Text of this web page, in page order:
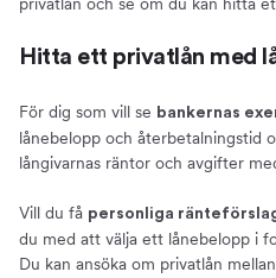
Situationer då du bör
Låna inte mer än du
Om Compricer
Om oss
privatlån och se om du kan hitta
Hitta ett privatlån med
För dig som vill se bankernas
lånebelopp och återbetalningstid
långivarnas räntor och avgifter
Vill du få personliga
du med att välja ett lånebelopp i
Du kan ansöka om privatlån